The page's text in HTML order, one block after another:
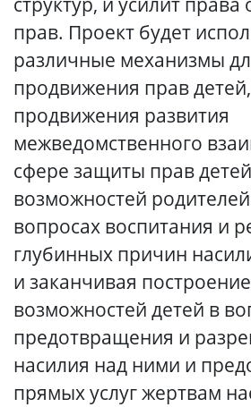
прав. Проект будет
различные механизмы
продвижения прав
продвижения развития
межведомственного
сфере защиты прав
возможностей
вопросах воспитания и
глубинных причин
и заканчивая
возможностей детей в
предотвращения и
насилия над ними и
прямых услуг жертвам